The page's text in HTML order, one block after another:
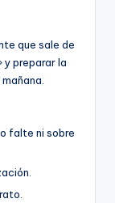
que sale de
y preparar la
falte ni sobre